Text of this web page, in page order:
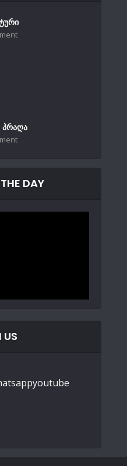
პრაღა
DAY
US
youtube